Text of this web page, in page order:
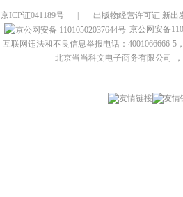
京ICP证041189号
出版物经营许可证 新出
京公网安备
互联网违法和不良信息举报电话：4001066666-5
北京当当科文电子商务有限公司